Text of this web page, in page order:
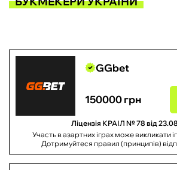
GGbet
150000 грн
Ліцензія КРАІЛ № 78 від
Участь в азартних іграх може викликати
Дотримуйтеся правил (принципів)